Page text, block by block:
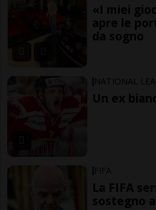
«I miei
apre le
da sogno
NATIONAL
Un ex
FIFA
La FIFA
sostegno